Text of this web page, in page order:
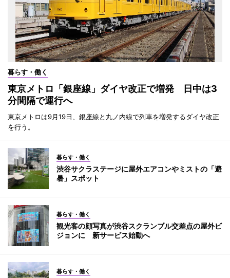
暮らす・働く
東京メトロ「銀座線」ダイヤ改正で増発 日中は3
分間隔で運行へ
東京メトロは9月19日、銀座線と丸ノ内線で列車を増発するダイヤ改正
を行う。
暮らす・働く
渋谷サクラステージに屋外エアコンやミストの「避
暑」スポット
暮らす・働く
観光客の顔写真が渋谷スクランブル交差点の屋外ビ
ジョンに 新サービス始動へ
暮らす・働く